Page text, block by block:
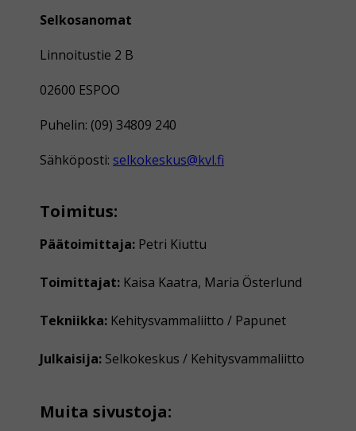
Selkosanomat
Linnoitustie 2 B
02600 ESPOO
Puhelin: (09) 34809 240
Sähköposti: selkokeskus@kvl.fi
Toimitus:
Päätoimittaja: Petri Kiuttu
Toimittajat: Kaisa Kaatra, Maria Österlund
Tekniikka: Kehitysvammaliitto / Papunet
Julkaisija: Selkokeskus / Kehitysvammaliitto
Muita sivustoja: